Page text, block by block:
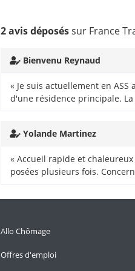
2 avis déposéssur France
Bienvenu Reynaud
« Je suis actuellement en
d'une résidence principale.
Yolande Martinez
« Accueil rapide et
posées plusieurs fois.
Allo Chômage
Offres d'emploi